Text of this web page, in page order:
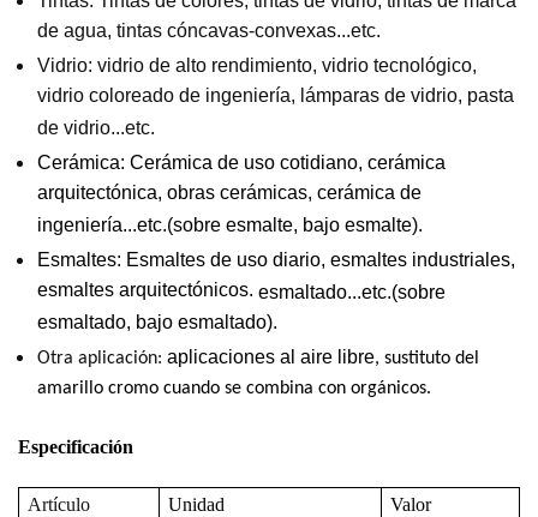
de agua, tintas cóncavas-convexas...etc.
Vidrio: vidrio de alto rendimiento, vidrio tecnológico,
vidrio coloreado de ingeniería, lámparas de vidrio, pasta
de vidrio...etc.
Cerámica: Cerámica de uso cotidiano, cerámica
arquitectónica, obras cerámicas, cerámica de
ingeniería...etc.(sobre esmalte, bajo esmalte).
Esmaltes: Esmaltes de uso diario, esmaltes industriales,
esmaltes arquitectónicos. esmaltado...etc.(sobre
esmaltado, bajo esmaltado).
Otra aplicación: aplicaciones al aire libre, sustituto del
amarillo cromo cuando se combina con orgánicos.
Especificación
Artículo Unidad
Valor